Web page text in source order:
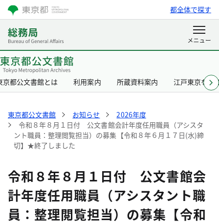
都全体で探す
京都公文書館とは 利用案内 所蔵資料案内 江戸東京を知
東京都公文書館 お知らせ
2026年度
令和８年８月１日付 公文書館会計年度任用職員（アシスタ
ント職員：整理閲覧担当）の募集【令和８年６月１７日(水)締
切】★終了しました
令和８年８月１日付 公文書館会
計年度任用職員（アシスタント職
員：整理閲覧担当）の募集【令和